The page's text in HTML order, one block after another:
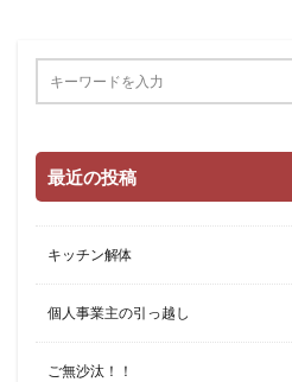
最近の投稿
キッチン解体
個人事業主の引っ越し
ご無沙汰！！